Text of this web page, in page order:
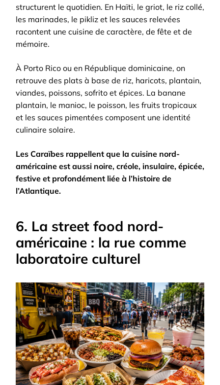
structurent le quotidien. En Haïti, le griot, le riz collé,
les marinades, le pikliz et les sauces relevées
racontent une cuisine de caractère, de fête et de
mémoire.
À Porto Rico ou en République dominicaine, on
retrouve des plats à base de riz, haricots, plantain,
viandes, poissons, sofrito et épices. La banane
plantain, le manioc, le poisson, les fruits tropicaux
et les sauces pimentées composent une identité
culinaire solaire.
Les Caraïbes rappellent que la cuisine nord-
américaine est aussi noire, créole, insulaire, épicée,
festive et profondément liée à l’histoire de
l’Atlantique.
6. La street food nord-
américaine : la rue comme
laboratoire culturel